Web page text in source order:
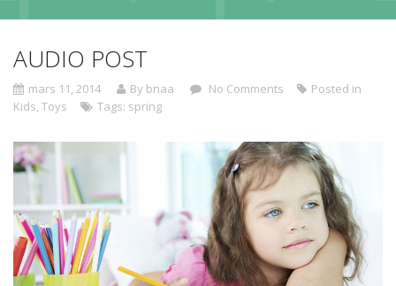
AUDIO POST
mars 11, 2014 By bnaa No Comments
Posted in
Kids, Toys Tags: spring